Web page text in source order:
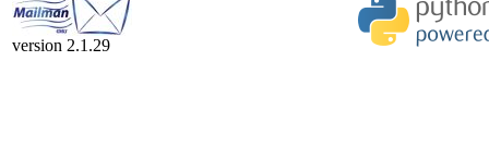
version 2.1.29